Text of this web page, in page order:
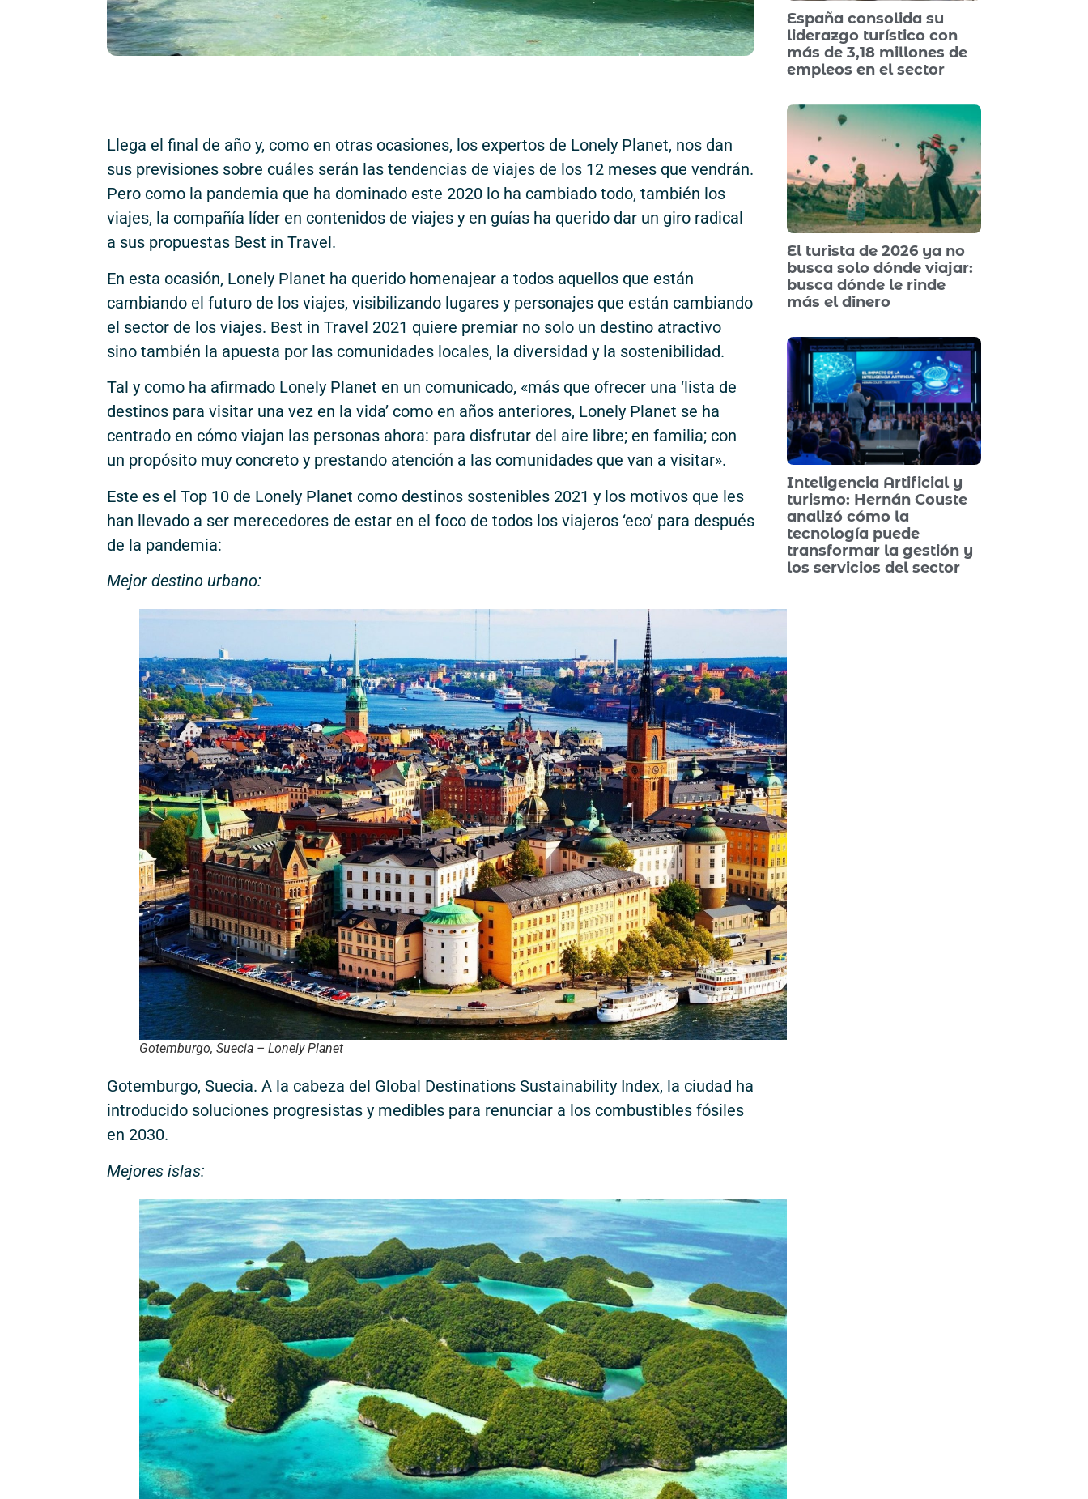
Llega el final de año y, como en otras ocasiones, los expertos de Lonely Planet, nos dan
sus previsiones sobre cuáles serán las tendencias de viajes de los 12 meses que vendrán.
Pero como la pandemia que ha dominado este 2020 lo ha cambiado todo, también los
viajes, la compañía líder en contenidos de viajes y en guías ha querido dar un giro radical
a sus propuestas Best in Travel.
En esta ocasión, Lonely Planet ha querido homenajear a todos aquellos que están
cambiando el futuro de los viajes, visibilizando lugares y personajes que están cambiando
el sector de los viajes. Best in Travel 2021 quiere premiar no solo un destino atractivo
sino también la apuesta por las comunidades locales, la diversidad y la sostenibilidad.
Tal y como ha afirmado Lonely Planet en un comunicado, «más que ofrecer una ‘lista de
destinos para visitar una vez en la vida’ como en años anteriores, Lonely Planet se ha
centrado en cómo viajan las personas ahora: para disfrutar del aire libre; en familia; con
un propósito muy concreto y prestando atención a las comunidades que van a visitar».
Este es el Top 10 de Lonely Planet como destinos sostenibles 2021 y los motivos que les
han llevado a ser merecedores de estar en el foco de todos los viajeros ‘eco’ para después
de la pandemia:
Mejor destino urbano:
Gotemburgo, Suecia – Lonely Planet
Gotemburgo, Suecia. A la cabeza del Global Destinations Sustainability Index, la ciudad ha
introducido soluciones progresistas y medibles para renunciar a los combustibles fósiles
en 2030.
Mejores islas:
España consolida su
liderazgo turístico con
más de 3,18 millones de
empleos en el sector
El turista de 2026 ya no
busca solo dónde viajar:
busca dónde le rinde
más el dinero
Inteligencia Artificial y
turismo: Hernán Couste
analizó cómo la
tecnología puede
transformar la gestión y
los servicios del sector